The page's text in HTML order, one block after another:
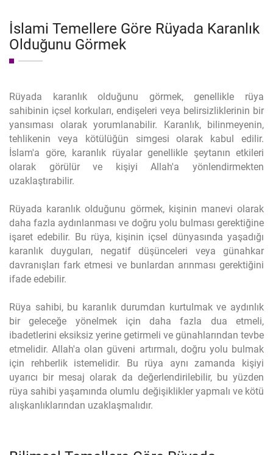
İslami Temellere Göre Rüyada Karanlık
Olduğunu Görmek
Rüyada karanlık olduğunu görmek, genellikle rüya
sahibinin içsel korkuları, endişeleri veya belirsizliklerinin bir
yansıması olarak yorumlanabilir. Karanlık, bilinmeyenin,
tehlikenin veya kötülüğün simgesi olarak kabul edilir.
İslam'a göre, karanlık rüyalar genellikle şeytanın etkileri
olarak görülür ve kişiyi Allah'a yönlendirmekten
uzaklaştırabilir.
Rüyada karanlık olduğunu görmek, kişinin manevi olarak
daha fazla aydınlanması ve doğru yolu bulması gerektiğine
işaret edebilir. Bu rüya, kişinin içsel dünyasında yaşadığı
karanlık duyguları, negatif düşünceleri veya günahkar
davranışları fark etmesi ve bunlardan arınması gerektiğini
ifade edebilir.
Rüya sahibi, bu karanlık durumdan kurtulmak ve aydınlık
bir geleceğe yönelmek için daha fazla dua etmeli,
ibadetlerini eksiksiz yerine getirmeli ve günahlarından tevbe
etmelidir. Allah'a olan güveni artırmalı, doğru yolu bulmak
için rehberlik istemelidir. Bu rüya aynı zamanda kişiyi
uyarıcı bir mesaj olarak da değerlendirilebilir, bu yüzden
rüya sahibi yaşamında olumlu değişiklikler yapmalı ve kötü
alışkanlıklarından uzaklaşmalıdır.